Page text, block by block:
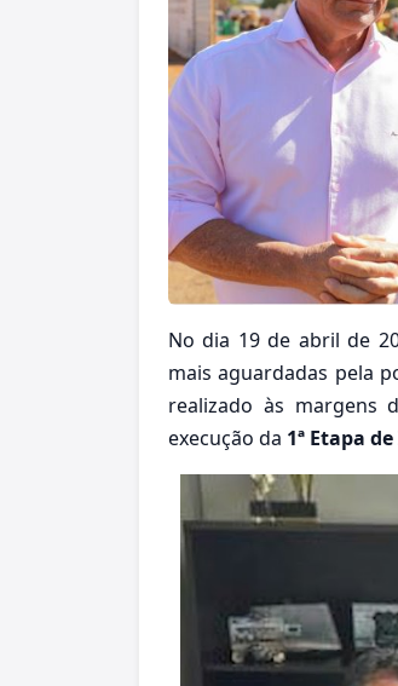
No dia 19 de abril de
mais aguardadas pela
realizado às margens
execução da 1ª Etapa